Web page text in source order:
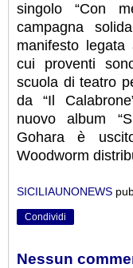
singolo “Con
campagna
manifesto legata
cui proventi
scuola di teatro
da “Il
nuovo album
Gohara è
Woodworm
SICILIAUNONEWS
Condividi
Nessun